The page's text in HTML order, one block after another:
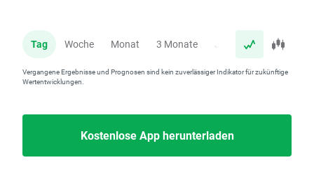
Tag Woche Monat 3 Monate Jahr
Vergangene Ergebnisse und Prognosen sind kein zuverlässiger Indikator für zukünftige
Wertentwicklungen.
Kostenlose App herunterladen